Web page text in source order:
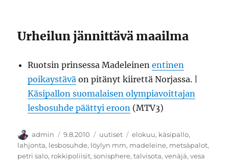
Urheilun jännittävä maailma
Ruotsin prinsessa Madeleinenentinen
poikaystävä on pitänyt kiirettä Norjassa. |
Käsipallon suomalaisen olympiavoittajan
lesbosuhde päättyi eroon (MTV3)
Kirjoittaja
admin Julkaistu
9.8.2010 Kategoriat
uutiset Avainsanat
elokuu, käsipallo,
lahjonta, lesbosuhde, löylyn mm, madeleine, metsäpalot,
petri salo, rokkipoliisit,sonisphere,talvisota,venäjä,vesa